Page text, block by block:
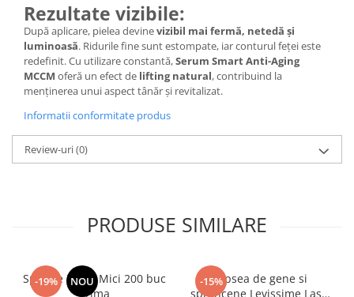
Rezultate vizibile:
După aplicare, pielea devinevizibil mai fermă, netedă și
luminoasă. Ridurile fine sunt estompate, iar conturul feței este
redefinit. Cu utilizare constantă,Serum Smart Anti-Aging
MCCM oferă un efect de lifting natural, contribuind la
menținerea unui aspect tânăr și revitalizat.
Informatii conformitate produs
Review-uri(0)
PRODUSE SIMILARE
-19% NOU
Spatule Lemn Mici 200 buc
Prima
-15%Vopsea de gene si
sprancene Levissime Lash